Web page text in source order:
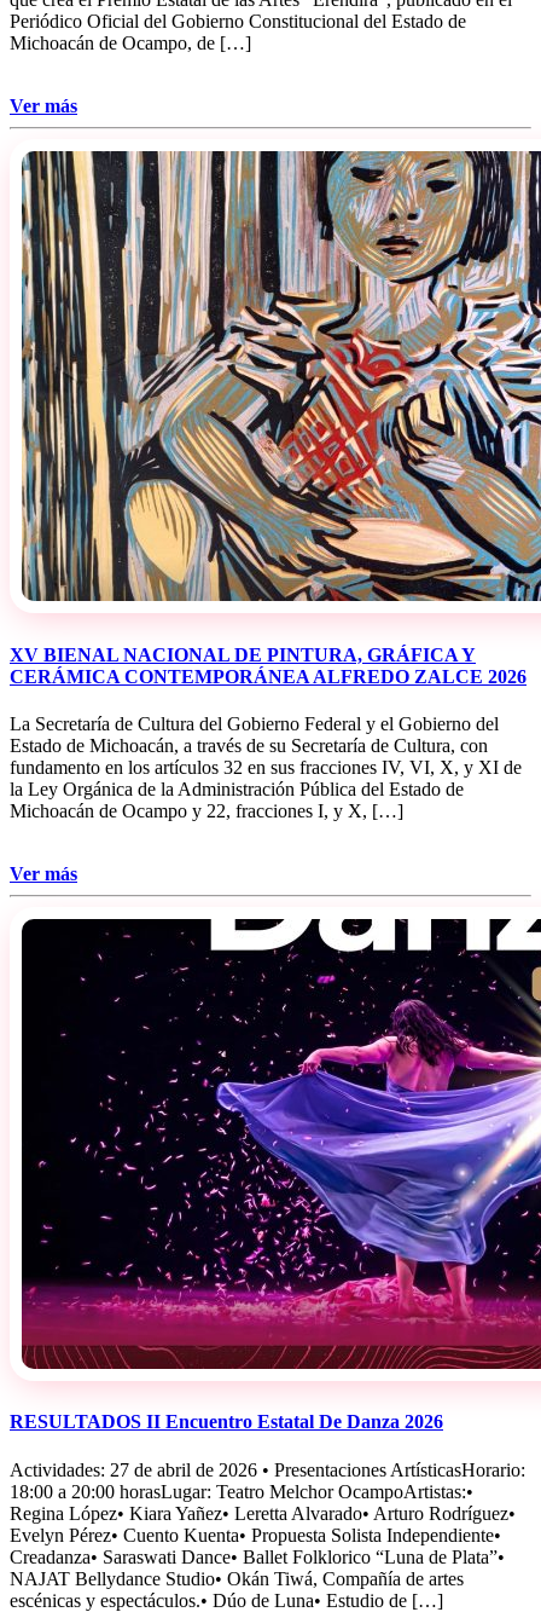
Periódico Oficial del Gobierno Constitucional del Estado de
Michoacán de Ocampo, de […]
Ver más
XV BIENAL NACIONAL DE PINTURA, GRÁFICA Y
CERÁMICA CONTEMPORÁNEA ALFREDO ZALCE 2026
La Secretaría de Cultura del Gobierno Federal y el Gobierno del
Estado de Michoacán, a través de su Secretaría de Cultura, con
fundamento en los artículos 32 en sus fracciones IV, VI, X, y XI de
la Ley Orgánica de la Administración Pública del Estado de
Michoacán de Ocampo y 22, fracciones I, y X, […]
Ver más
RESULTADOS II Encuentro Estatal De Danza 2026
Actividades: 27 de abril de 2026 • Presentaciones ArtísticasHorario:
18:00 a 20:00 horasLugar: Teatro Melchor OcampoArtistas:•
Regina López• Kiara Yañez• Leretta Alvarado• Arturo Rodríguez•
Evelyn Pérez• Cuento Kuenta• Propuesta Solista Independiente•
Creadanza• Saraswati Dance• Ballet Folklorico “Luna de Plata”•
NAJAT Bellydance Studio• Okán Tiwá, Compañía de artes
escénicas y espectáculos.• Dúo de Luna• Estudio de […]